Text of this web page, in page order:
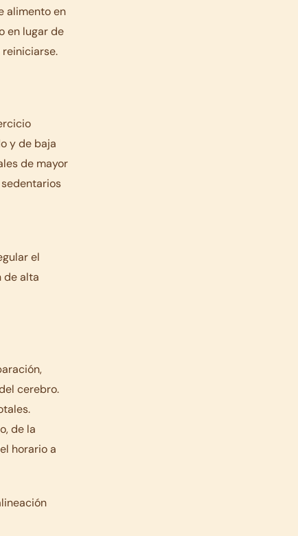
alimento en
en lugar de
y de baja
de mayor
el
de alta
cerebro.
de la
horario a